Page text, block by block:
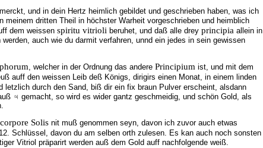
und in dein Hertz heimlich gebildet und geschrieben haben, was ich
meinem dritten Theil in höchster Warheit vorgeschrieben und heimblich
dem weissen spiritu vitrioli beruhet, und daß alle drey principia allein in
auch wie du darmit verfahren, unnd ein jedes in sein gewissen
, welcher in der Ordnung das andere Principium ist, und mit dem
auff den weissen Leib deß Königs, dirigirs einen Monat, in einem linden
letzlich durch den Sand, biß dir ein fix braun Pulver erscheint, alsdann
♃ gemacht, so wird es wider gantz geschmeidig, und schön Gold, als
corpore Solis nit muß genommen seyn, davon ich zuvor auch etwas
Schlüssel, davon du am selben orth zulesen. Es kan auch noch sonsten
Vitriol präparirt werden auß dem Gold auff nachfolgende weiß.